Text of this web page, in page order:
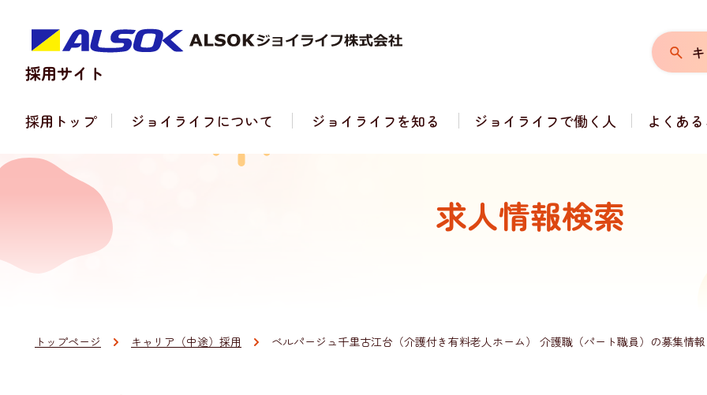
採用サイト
採用トップ ジョイライフについて ジョイライフを知る ジョイライフで働く人 よくあ
求人情報検索
トップページ キャリア（中途）採用 ベルパージュ千里古江台（介護付き有料老人ホーム） 介護職（パート職員）の募集情報